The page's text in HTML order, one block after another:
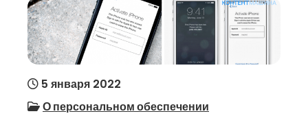
5 января 2022
О персональном обеспечении